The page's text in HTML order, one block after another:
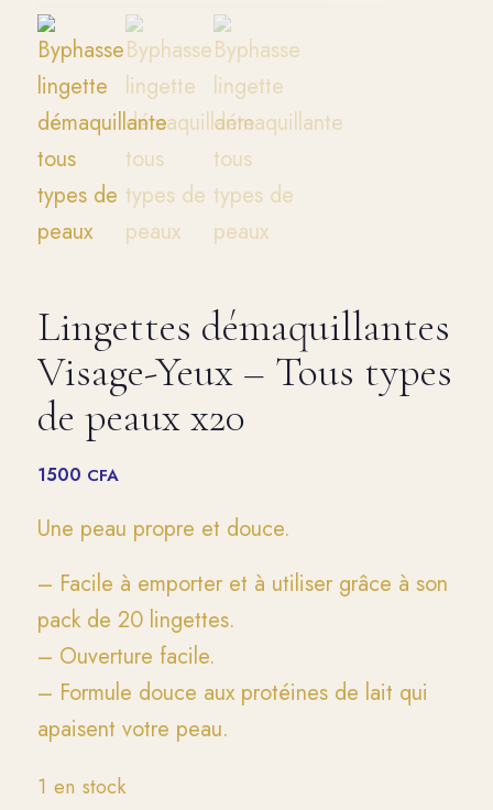
Lingettes démaquillantes
Visage-Yeux – Tous types
de peaux x20
1500 CFA
Une peau propre et douce.
– Facile à emporter et à utiliser grâce à son
pack de 20 lingettes.
– Ouverture facile.
– Formule douce aux protéines de lait qui
apaisent votre peau.
1 en stock